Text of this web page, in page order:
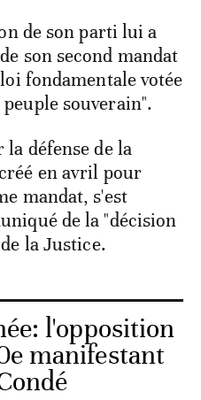
de son parti lui a
son second mandat
fondamentale votée
souverain".
défense de la
en avril pour
mandat, s'est
de la "décision
la Justice.
l'opposition
manifestant